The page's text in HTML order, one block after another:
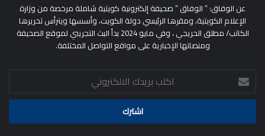
عن الوفاق: ” الوفاق ” صحيفة إلكترونية كويتية شاملة مرخصة من وزارة
الإعلام الكويتية، ومقرها الرئيسي دولة الكويت، وأسسها ويترأس تحريرها
الكاتب/ مطلق الحريجي ، وفي مايو 2024 بدأ البث التجريبي لموقع الصحيفة
ومنصاتها الإخبارية على مواقع التواصل المختلفة.
اكتب
بريدك
الالكتروني